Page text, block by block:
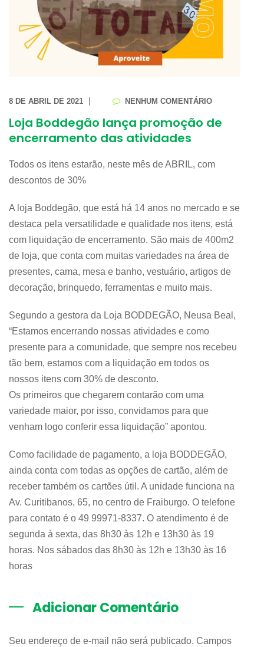
8 DE ABRIL DE 2021 NENHUM COMENTÁRIO
Loja Boddegão lança promoção de
encerramento das atividades
Todos os itens estarão, neste mês de ABRIL, com
descontos de 30%
A loja Boddegão, que está há 14 anos no mercado e se
destaca pela versatilidade e qualidade nos itens, está
com liquidação de encerramento. São mais de 400m2
de loja, que conta com muitas variedades na área de
presentes, cama, mesa e banho, vestuário, artigos de
decoração, brinquedo, ferramentas e muito mais.
Segundo a gestora da Loja BODDEGÃO, Neusa Beal,
“Estamos encerrando nossas atividades e como
presente para a comunidade, que sempre nos recebeu
tão bem, estamos com a liquidação em todos os
nossos itens com 30% de desconto.
Os primeiros que chegarem contarão com uma
variedade maior, por isso, convidamos para que
venham logo conferir essa liquidação” apontou.
Como facilidade de pagamento, a loja BODDEGÃO,
ainda conta com todas as opções de cartão, além de
receber também os cartões útil. A unidade funciona na
Av. Curitibanos, 65, no centro de Fraiburgo. O telefone
para contato é o 49 99971-8337. O atendimento é de
segunda à sexta, das 8h30 às 12h e 13h30 às 19
horas. Nos sábados das 8h30 às 12h e 13h30 às 16
horas
Adicionar Comentário
Seu endereço de e-mail não será publicado. Campos